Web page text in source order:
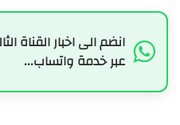
انضم الى اخبار القناة
عبر خدمة واتساب...